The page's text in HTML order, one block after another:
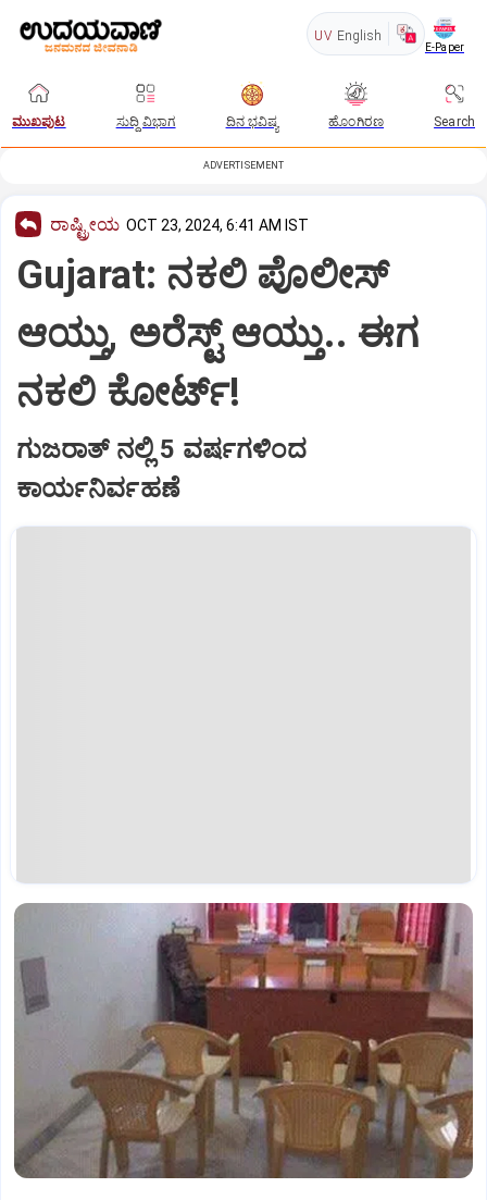
UV English
E-Paper
ಮುಖಪುಟ ಸುದ್ದಿ ವಿಭಾಗ ದಿನ ಭವಿಷ್ಯ ಹೊಂಗಿರಣ Search
ADVERTISEMENT
ರಾಷ್ಟ್ರೀಯ OCT 23, 2024, 6:41 AM IST
Gujarat: ನಕಲಿ ಪೊಲೀಸ್‌
ಆಯ್ತು, ಅರೆಸ್ಟ್‌ ಆಯ್ತು.. ಈಗ
ನಕಲಿ ಕೋರ್ಟ್‌!
ಗುಜರಾತ್‌ ನಲ್ಲಿ 5 ವರ್ಷಗಳಿಂದ
ಕಾರ್ಯನಿರ್ವಹಣೆ